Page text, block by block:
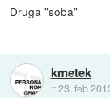
Druga "soba"
kmetek
::23. feb